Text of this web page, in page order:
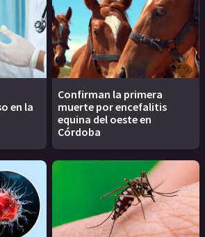
en la
Confirman la primera
muerte por encefalitis
equina del oeste en
Córdoba